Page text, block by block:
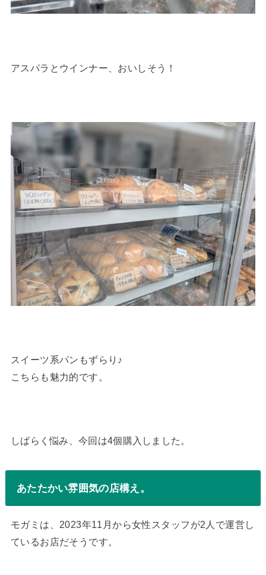
アスパラとウインナー、おいしそう！
スイーツ系パンもずらり♪
こちらも魅力的です。
しばらく悩み、今回は4個購入しました。
あたたかい雰囲気の店構え。
モガミは、2023年11月から女性スタッフが2人で運営し
ているお店だそうです。